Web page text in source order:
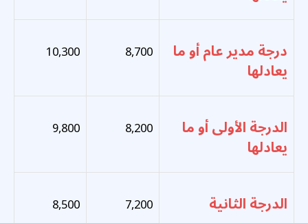
درجة مدير عام أو ما
يعادلها
8,700
10,300
الدرجة الأولى أو ما
يعادلها
8,200
9,800
الدرجة الثانية 7,200
8,500